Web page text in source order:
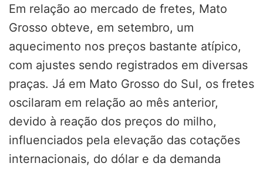
Em relação ao mercado de fretes, Mato
Grosso obteve, em setembro, um
aquecimento nos preços bastante atípico,
com ajustes sendo registrados em diversas
praças. Já em Mato Grosso do Sul, os fretes
oscilaram em relação ao mês anterior,
devido à reação dos preços do milho,
influenciados pela elevação das cotações
internacionais, do dólar e da demanda